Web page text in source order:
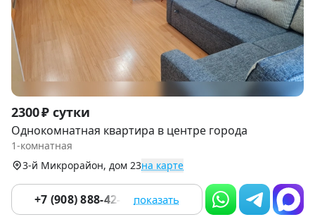
Item
1
of
2300 ₽ сутки
Однокомнатная квартира в центре города
1-комнатная
3-й Микрорайон, дом 23на карте
+7 (908) 888-42-33 показать